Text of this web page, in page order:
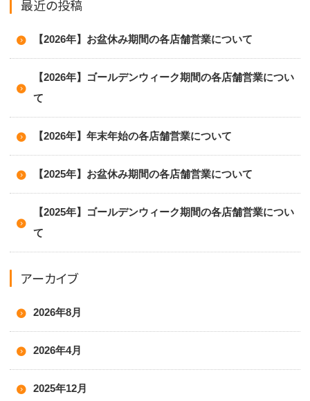
最近の投稿
【2026年】お盆休み期間の各店舗営業について
【2026年】ゴールデンウィーク期間の各店舗営業につい
て
【2026年】年末年始の各店舗営業について
【2025年】お盆休み期間の各店舗営業について
【2025年】ゴールデンウィーク期間の各店舗営業につい
て
アーカイブ
2026年8月
2026年4月
2025年12月